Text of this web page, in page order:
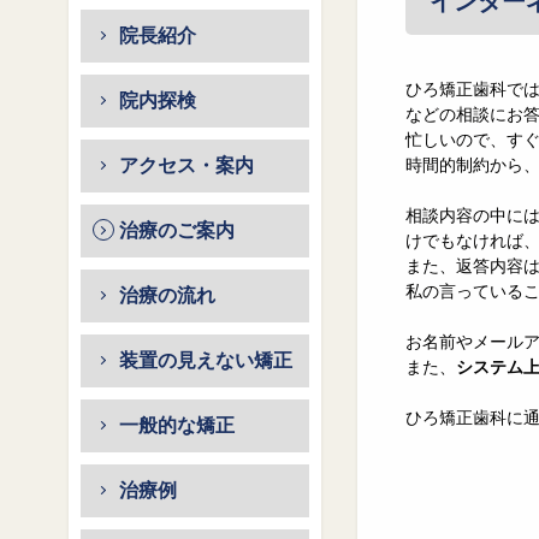
院長紹介
院内探検
アクセス・案内
治療のご案内
治療の流れ
装置の見えない矯正
一般的な矯正
治療例
ひろ矯正歯科で
などの相談にお
忙しいので、す
時間的制約から
相談内容の中に
けでもなければ
また、返答内容
私の言っている
お名前やメール
また、 システム
ひろ矯正歯科に